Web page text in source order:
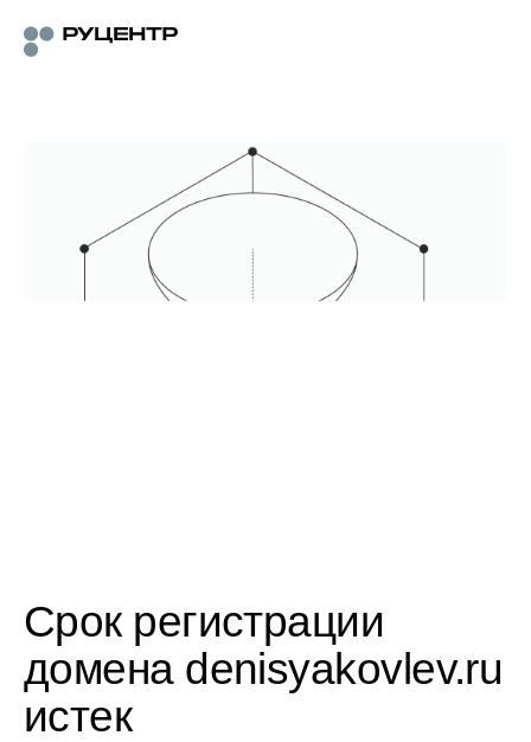
Срок регистрации
домена denisyakovlev.ru
истек